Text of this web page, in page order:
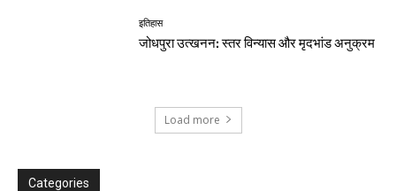
इतिहास
जोधपुरा उत्खनन: स्तर विन्यास और मृदभांड अनुक्रम
Load more
Categories